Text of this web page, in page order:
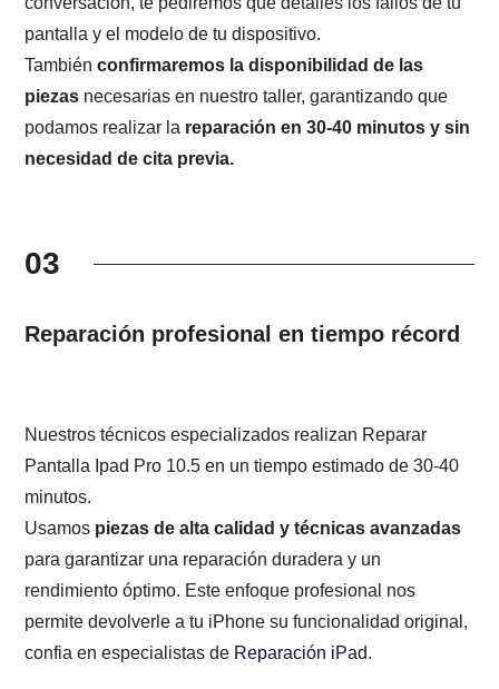
pantalla y el modelo de tu dispositivo.
Tambiénconfirmaremos la disponibilidad de las
piezas necesarias en nuestro taller, garantizando que
podamos realizar la reparación en 30-40 minutos y sin
necesidad de cita previa.
03
Reparación profesional en tiempo récord
Nuestros técnicos especializados realizan Reparar
Pantalla Ipad Pro 10.5 en un tiempo estimado de 30-40
minutos.
Usamos piezas de alta calidad y técnicas avanzadas
para garantizar una reparación duradera y un
rendimiento óptimo. Este enfoque profesional nos
permite devolverle a tu iPhone su funcionalidad original,
confia en especialistas de Reparación iPad.